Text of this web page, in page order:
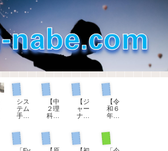
教師手帳
シス
テム
手帳
のダ
ウン
理科の授業
【中
２理
科】
を学
ぶと
ジャーナリング
【ジ
ャー
ナリ
「何
も書
教師手帳
【令
和６
年
手
帳、
パソコン 生徒指導担当として
初任者研修部活動顧問として